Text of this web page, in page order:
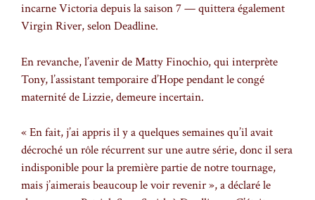
incarne Victoria depuis la saison 7 — quittera également
Virgin River, selon Deadline.
En revanche, l’avenir de Matty Finochio, qui interprète
Tony, l’assistant temporaire d’Hope pendant le congé
maternité de Lizzie, demeure incertain.
« En fait, j’ai appris il y a quelques semaines qu’il avait
décroché un rôle récurrent sur une autre série, donc il sera
indisponible pour la première partie de notre tournage,
mais j’aimerais beaucoup le voir revenir », a déclaré le